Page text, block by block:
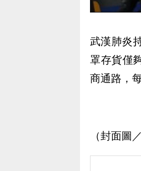
武漢肺炎
罩存貨僅
商通路，
（封面圖